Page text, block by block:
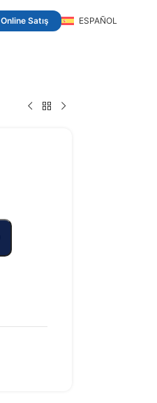
Online Satış ESPAÑOL